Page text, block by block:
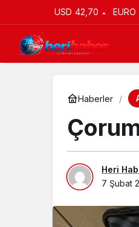
USD 42,70 EURO
Haberler
Heri
7 Şubat